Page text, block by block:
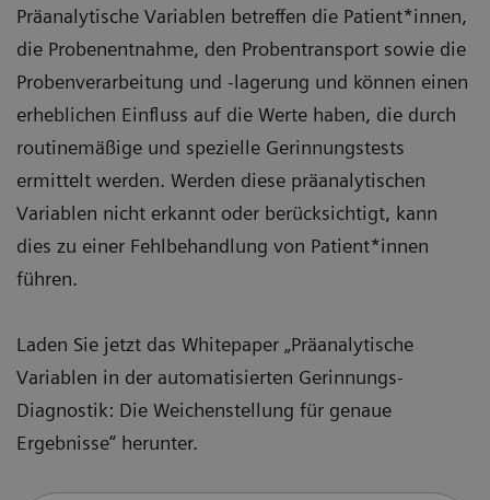
Präanalytische Variablen betreffen die Patient*innen,
die Probenentnahme, den Probentransport sowie die
Probenverarbeitung und -lagerung und können einen
erheblichen Einfluss auf die Werte haben, die durch
routinemäßige und spezielle Gerinnungstests
ermittelt werden. Werden diese präanalytischen
Variablen nicht erkannt oder berücksichtigt, kann
dies zu einer Fehlbehandlung von Patient*innen
führen.
Laden Sie jetzt das Whitepaper „Präanalytische
Variablen in der automatisierten Gerinnungs-
Diagnostik: Die Weichenstellung für genaue
Ergebnisse“ herunter.